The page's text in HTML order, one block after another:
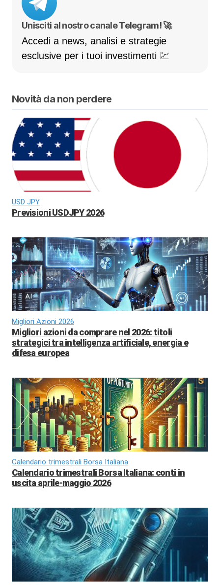
Unisciti al nostro canale Telegram! 🚀
Accedi a news, analisi e strategie
esclusive per i tuoi investimenti 💹
Novità da non perdere
USD JPY
Previsioni USDJPY 2026
Migliori Azioni 2026
Migliori azioni da comprare nel 2026: titoli
strategici tra intelligenza artificiale, energia e
difesa europea
Calendario trimestrali Borsa Italiana
Calendario trimestrali Borsa Italiana: conti in
uscita aprile-maggio 2026